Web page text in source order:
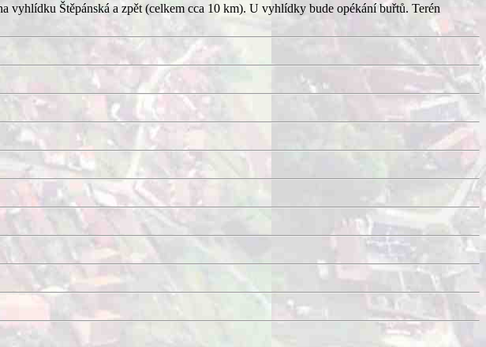
Štěpánská a zpět (celkem cca 10 km). U vyhlídky bude opékání buřtů. Terén